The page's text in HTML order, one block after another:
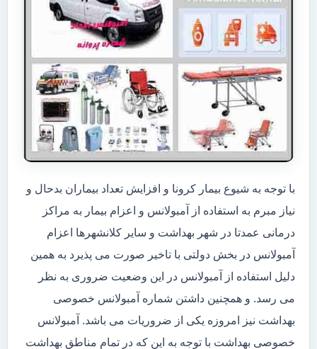
با توجه به شیوع بیمار کرونا و افزایش تعداد بیماران بدحال و
نیاز مبرم به استفاده از آمبولانس و اعزام بیمار به مراکز
درمانی عمدتا در شهر بهداشت و سایر کلانشهرها اعزام
آمبولانس در بخش دولتی با تاخیر صورت می پذیرد به همین
دلیل استفاده از آمبولانس در این وضعیت ضروری به نظر
می رسد. و همچنین داشتن شماره آمبولانس خصوصی
بهداشت نیز امروزه یکی از ضروریات می باشد. آمبولانس
خصوصی بهداشت با توجه به این که در تمام مناطق بهداشت